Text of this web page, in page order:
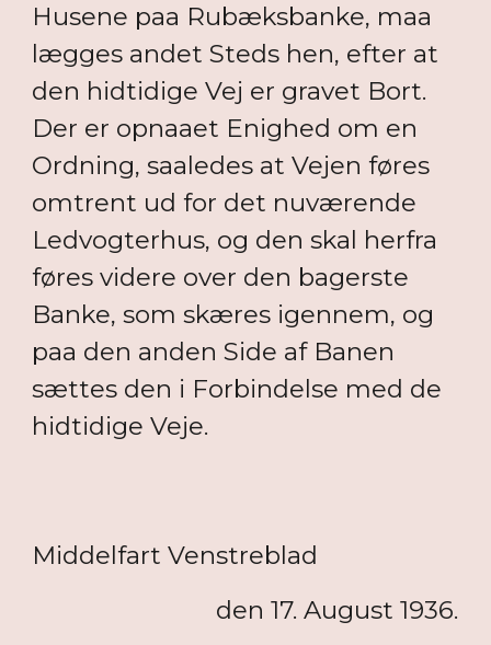
Husene paa Rubæksbanke, maa
lægges andet Steds hen, efter at
den hidtidige Vej er gravet Bort.
Der er opnaaet Enighed om en
Ordning, saaledes at Vejen føres
omtrent ud for det nuværende
Ledvogterhus, og den skal herfra
føres videre over den bagerste
Banke, som skæres igennem, og
paa den anden Side af Banen
sættes den i Forbindelse med de
hidtidige Veje.
Middelfart Venstreblad
den 17. August 1936.